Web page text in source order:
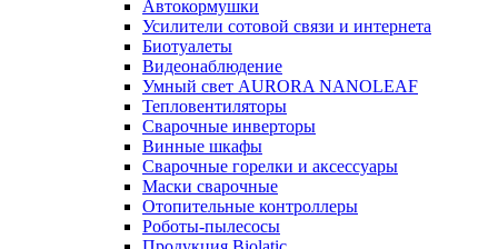
Автокормушки
Усилители сотовой связи и интернета
Биотуалеты
Видеонаблюдение
Умный свет AURORA NANOLEAF
Тепловентиляторы
Сварочные инверторы
Винные шкафы
Сварочные горелки и аксессуары
Маски сварочные
Отопительные контроллеры
Роботы-пылесосы